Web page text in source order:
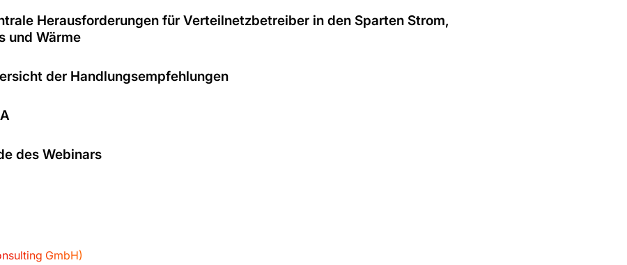
Herausforderungen für Verteilnetzbetreiber in den Sparten Strom,
und Wärme
der Handlungsempfehlungen
des Webinars
GmbH)